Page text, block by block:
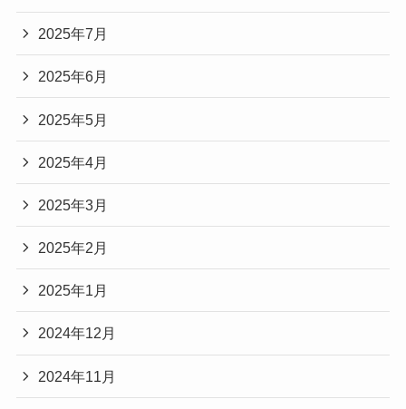
2025年7月
2025年6月
2025年5月
2025年4月
2025年3月
2025年2月
2025年1月
2024年12月
2024年11月